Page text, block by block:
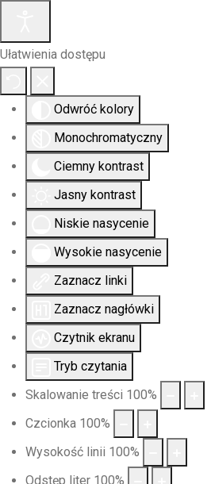
Ułatwienia dostępu
Odwróć kolory
Monochromatyczny
Ciemny kontrast
Jasny kontrast
Niskie nasycenie
Wysokie nasycenie
Zaznacz linki
Zaznacz nagłówki
Czytnik ekranu
Tryb czytania
Skalowanie treści 100%
Czcionka 100%
Wysokość linii 100%
Odstęp liter 100%